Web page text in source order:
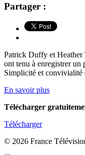
Partager :
Patrick Duffy et Heather
ont tenu à enregistrer un
Simplicité et convivialité
En savoir plus
Télécharger
Télécharger
© 2026 France